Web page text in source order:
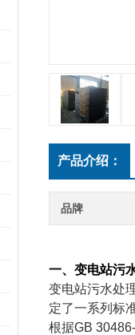
产品介绍：
品牌
一、变电站污
变电站污水处
定了一系列标
根据GB